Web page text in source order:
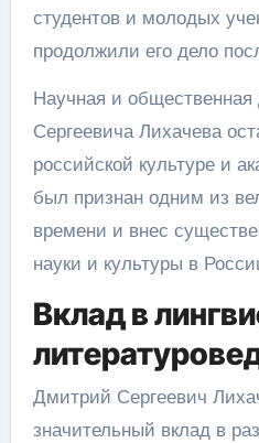
студентов и молодых
продолжили его дело
Научная и
Сергеевича Лихачева
российской культуре и
был признан одним из
времени и внес
науки и культуры в
Вклад в
Дмитрий Сергеевич
значительный вклад в